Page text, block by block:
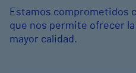
Estamos comprometidos
que nos permite ofrecer
mayor calidad.